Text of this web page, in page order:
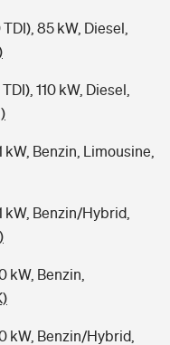
85 kW, Diesel,
110 kW, Diesel,
kW, Benzin, Limousine,
kW, Benzin/Hybrid,
kW, Benzin,
kW, Benzin/Hybrid,